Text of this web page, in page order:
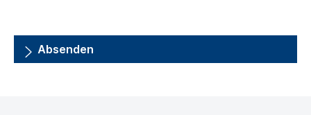
Absenden